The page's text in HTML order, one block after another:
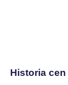
Historia cen